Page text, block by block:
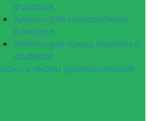
фасадов
Краски для минеральных
фасадов
Краски для крыш (кровли и
шифера)
и эмали универсальные